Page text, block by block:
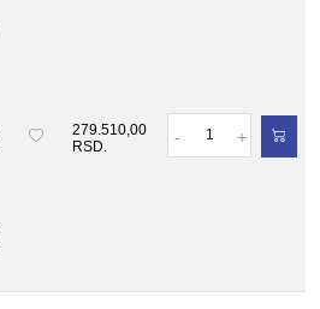
279.510,00
RSD.
- +